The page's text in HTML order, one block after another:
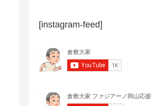
[instagram-feed]